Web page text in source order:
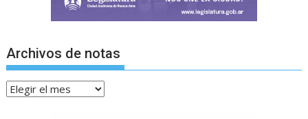
Archivos de notas
Archivos